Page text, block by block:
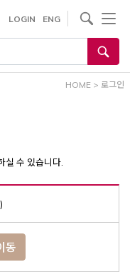
LOGIN ENG
HOME > 로그인
실 수 있습니다.
동